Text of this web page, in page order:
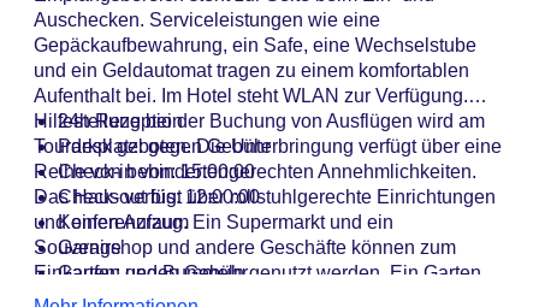
Auschecken. Serviceleistungen wie eine
Gepäckaufbewahrung, ein Safe, eine Wechselstube
und ein Geldautomat tragen zu einem komfortablen
Aufenthalt bei. Im Hotel steht WLAN zur Verfügung.
Hilfestellung bei der Buchung von Ausflügen wird am
Tourdesk geboten. Die Unterbringung verfügt über eine
Reihe von behindertengerechten Annehmlichkeiten.
Das Haus verfügt über rollstuhlgerechte Einrichtungen
und einen Aufzug. Ein Supermarkt und ein
Souvenirshop und andere Geschäfte können zum
Einkaufen und Bummeln genutzt werden. Ein Garten
bietet zusätzlichen Raum für Entspannung und
24h Rezeption
Parkplatz: gegen Gebühr
Check-in von: 15:00:00
Check-out bis: 12:00:00
Konferenzraum
Garage
Garten: gegen Gebühr
Hotelsafe